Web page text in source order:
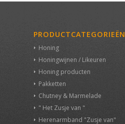
PRODUCTCATEGORIEËN
Honing
Honingwijnen / Likeuren
Honing producten
Pakketten
Chutney & Marmelade
" Het Zusje van "
Herenarmband "Zusje van"